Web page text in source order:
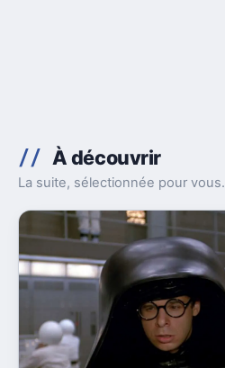
À découvrir
La suite, sélectionnée pour vous.